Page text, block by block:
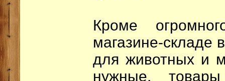
Кроме
магазине-складе
для животных и
нужные,